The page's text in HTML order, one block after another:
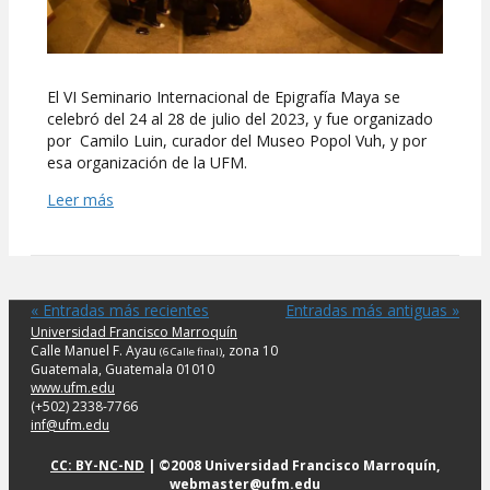
El VI Seminario Internacional de Epigrafía Maya se
celebró del 24 al 28 de julio del 2023, y fue organizado
por Camilo Luin, curador del Museo Popol Vuh, y por
esa organización de la UFM.
Leer más
« Entradas más recientes Entradas más antiguas »
Universidad Francisco Marroquín
Calle Manuel F. Ayau (6 Calle final), zona 10
Guatemala, Guatemala 01010
www.ufm.edu
(+502) 2338-7766
inf@ufm.edu
CC: BY-NC-ND | ©2008 Universidad Francisco Marroquín,
webmaster@ufm.edu